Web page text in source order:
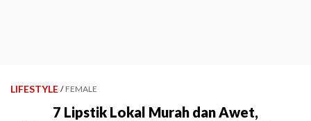
LIFESTYLE / FEMALE
7 Lipstik Lokal Murah dan Awet,